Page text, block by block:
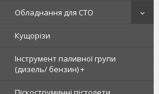
Обладнання для СТО
Кущорізи
Інструмент паливної групи
(дизель/ бензин) +